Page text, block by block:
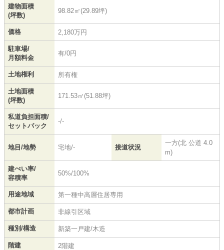
建物面積
(坪数)
98.82㎡(29.89坪)
価格 2,180万円
駐車場/
月額料金
有/0円
土地権利 所有権
土地面積
(坪数)
171.53㎡(51.88坪)
私道負担面積/
セットバック
-/-
地目/地勢 宅地/- 接道状況
一方(北 公道 4.0
m)
建ぺい率/
容積率
50%/100%
用途地域 第一種中高層住居専用
都市計画 非線引区域
種別/構造 新築一戸建/木造
階建 2階建